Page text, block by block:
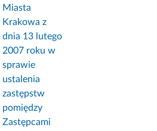
Miasta
Krakowa z
dnia 13 lutego
2007 roku w
sprawie
ustalenia
zastępstw
pomiędzy
Zastępcami